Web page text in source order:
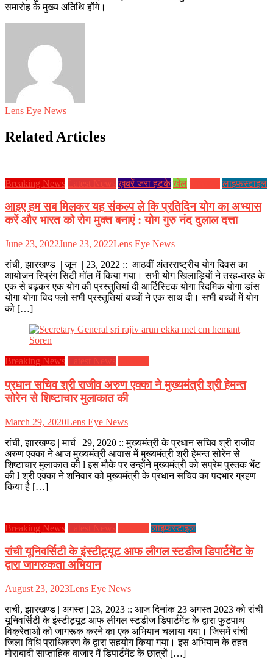
समारोह के मुख्य अतिथि होंगे।
Lens Eye News
Related Articles
Breaking News Latest News ख़बरें जरा हटके खेल लाइफस्टाइल
आइए हम सब मिलकर यह संकल्प ले कि प्रतिदिन योग का अभ्यास
करें और भारत को रोग मुक्त बनाएं : योग गुरु नंद दुलाल दत्ता
June 23, 2022June 23, 2022Lens Eye News
रांची, झारखण्ड | जून | 23, 2022 :: आठवीं अंतरराष्ट्रीय योग दिवस का
आयोजन स्प्रिंग सिटी मॉल में किया गया। सभी योग खिलाड़ियों ने तरह-तरह के
एक से बढ़कर एक योग की प्रस्तुतियां दी आर्टिस्टिक योगा रिदमिक योगा डांस
योगा योगा विद फ्लो सभी प्रस्तुतियां बच्चों ने एक साथ दी। सभी बच्चों में योग
को […]
Breaking News Latest News
प्रधान सचिव श्री राजीव अरुण एक्का ने मुख्यमंत्री श्री हेमन्त
सोरेन से शिष्टाचार मुलाकात की
March 29, 2020Lens Eye News
रांची, झारखण्ड | मार्च | 29, 2020 :: मुख्यमंत्री के प्रधान सचिव श्री राजीव
अरुण एक्का ने आज मुख्यमंत्री आवास में मुख्यमंत्री श्री हेमन्त सोरेन से
शिष्टाचार मुलाकात की l इस मौके पर उन्होंने मुख्यमंत्री को सप्रेम पुस्तक भेंट
की l श्री एक्का ने शनिवार को मुख्यमंत्री के प्रधान सचिव का पदभार ग्रहण
किया है […]
Breaking News Latest News लाइफस्टाइल
रांची यूनिवर्सिटी के इंस्टीट्यूट आफ लीगल स्टडीज डिपार्टमेंट के
द्वारा जागरुकता अभियान
August 23, 2023Lens Eye News
राची, झारखण्ड | अगस्त | 23, 2023 :: आज दिनांक 23 अगस्त 2023 को रांची
यूनिवर्सिटी के इंस्टीट्यूट आफ लीगल स्टडीज डिपार्टमेंट के द्वारा फुटपाथ
विक्रेताओं को जागरूक करने का एक अभियान चलाया गया। जिसमें रांची
जिला विधि प्राधिकरण के द्वारा सहयोग किया गया। इस अभियान के तहत
मोराबादी साप्ताहिक बाजार में डिपार्टमेंट के छात्रों […]